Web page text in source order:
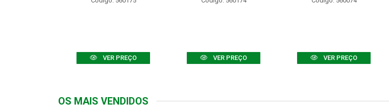
VER PREÇO VER PREÇO VER PREÇO
OS MAIS VENDIDOS